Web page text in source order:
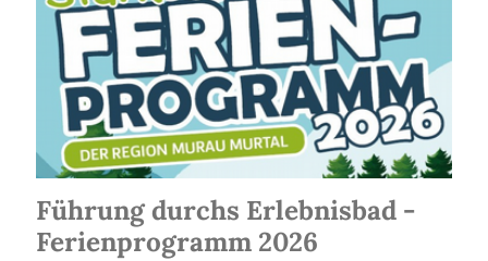
Führung durchs Erlebnisbad -
Ferienprogramm 2026